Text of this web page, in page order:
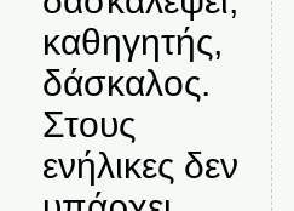
καθηγητής,
δάσκαλος.
Στους
ενήλικες δεν